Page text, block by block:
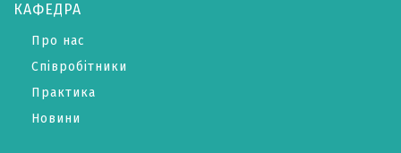
КАФЕДРА
Про нас
Співробітники
Практика
Новини